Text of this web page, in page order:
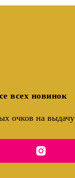
всех новинок
очков на выдачу